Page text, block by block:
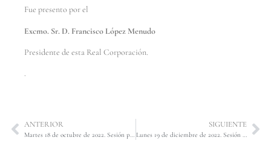
Fue presento por el
Excmo. Sr. D. Francisco López Menudo
Presidente de esta Real Corporación.
.
ANTERIOR
Martes 18 de octubre de 2022. Sesión pública en la que tuvo lugar el acto de Inicio de Curso Académico, con la conferencia titulada «Derecho y Música: normas, dogmas y libertades en un discurso académico», dictada por la Ilma. Sra. D.ª María Jesús Montoro Chiner, Catedrática de Derecho Administrativo de la Universidad de Barcelona.
SIGUIENTE
Lunes 19 de diciembre de 2022. Sesión Necrológica en homenaje y recuerdo del Excmo. Sr. D. Manuel Francisco Clavero Arévalo, Académico Numerario de la Real Academia Sevillana de Buenas Letras.